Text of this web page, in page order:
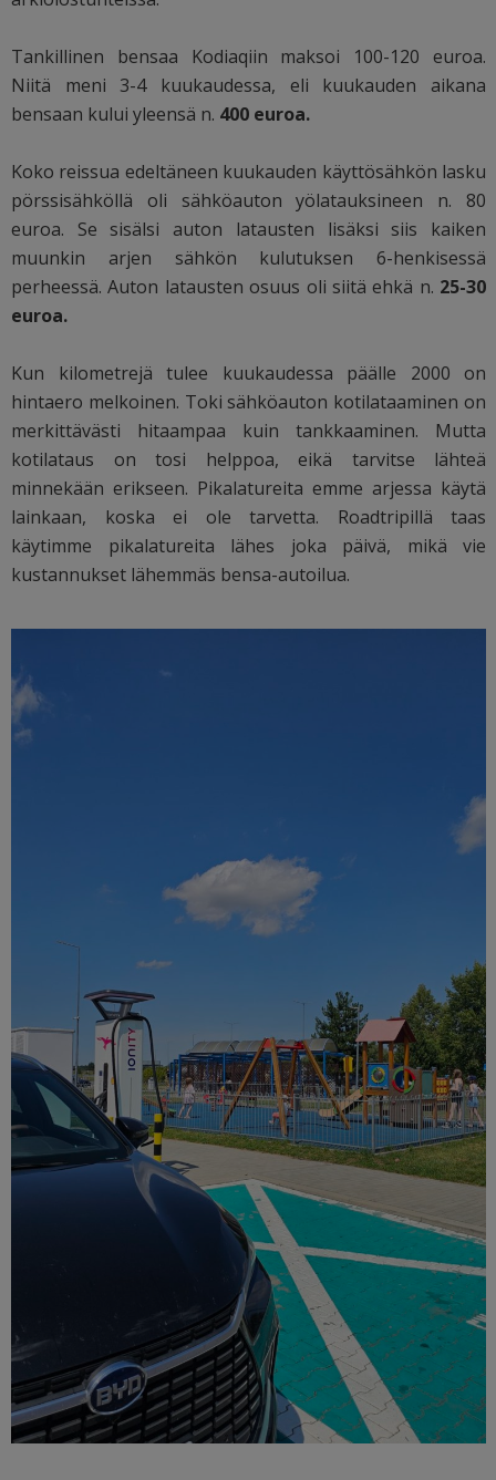
Tankillinen bensaa Kodiaqiin maksoi 100-120 euroa.
Niitä meni 3-4 kuukaudessa, eli kuukauden aikana
bensaan kului yleensä n. 400 euroa.
Koko reissua edeltäneen kuukauden käyttösähkön lasku
pörssisähköllä oli sähköauton yölatauksineen n. 80
euroa. Se sisälsi auton latausten lisäksi siis kaiken
muunkin arjen sähkön kulutuksen 6-henkisessä
perheessä. Auton latausten osuus oli siitä ehkä n. 25-30
euroa.
Kun kilometrejä tulee kuukaudessa päälle 2000 on
hintaero melkoinen. Toki sähköauton kotilataaminen on
merkittävästi hitaampaa kuin tankkaaminen. Mutta
kotilataus on tosi helppoa, eikä tarvitse lähteä
minnekään erikseen. Pikalatureita emme arjessa käytä
lainkaan, koska ei ole tarvetta. Roadtripillä taas
käytimme pikalatureita lähes joka päivä, mikä vie
kustannukset lähemmäs bensa-autoilua.